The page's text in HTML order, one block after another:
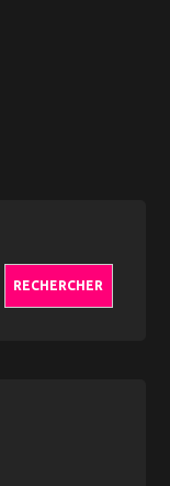
RECHERCHER